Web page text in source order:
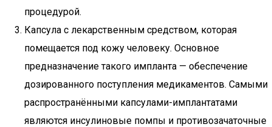
процедурой.
Капсула с лекарственным средством, которая
помещается под кожу человеку. Основное
предназначение такого импланта — обеспечение
дозированного поступления медикаментов. Самыми
распространёнными капсулами-имплантатами
являются инсулиновые помпы и противозачаточные